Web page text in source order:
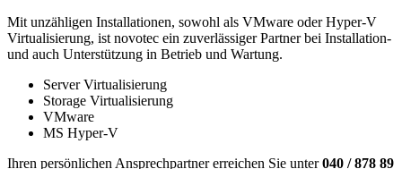
Mit unzähligen Installationen, sowohl als VMware oder Hyper-V
Virtualisierung, ist novotec ein zuverlässiger Partner bei Installation-
und auch Unterstützung in Betrieb und Wartung.
Server Virtualisierung
Storage Virtualisierung
VMware
MS Hyper-V
Ihren persönlichen Ansprechpartner erreichen Sie unter040 / 878 89